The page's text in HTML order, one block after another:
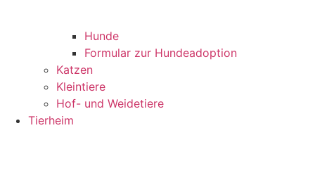
Hunde
Formular zur Hundeadoption
Katzen
Kleintiere
Hof- und Weidetiere
Tierheim